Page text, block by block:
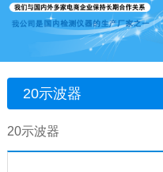
20示波器
20示波器